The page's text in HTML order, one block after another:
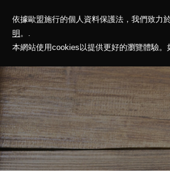
依據歐盟施行的個人資料保護法，我們致力
明 。.
本網站使用cookies以提供更好的瀏覽體驗